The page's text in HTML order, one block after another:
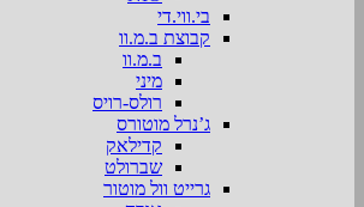
בי.ווי.די
קבוצת ב.מ.וו
ב.מ.וו
מיני
רולס-רויס
ג’נרל מוטורס
קדילאק
שברולט
גרייט וול מוטור